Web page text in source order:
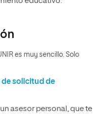
es muy sencillo. Solo
solicitud de
asesor personal, que te